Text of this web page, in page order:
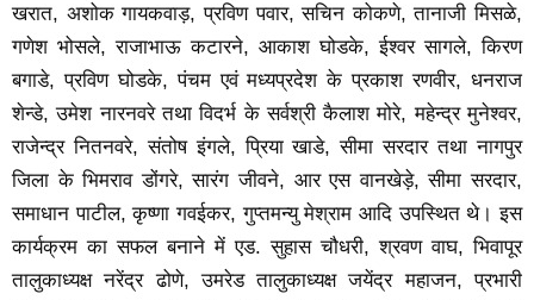
खरात, अशोक गायकवाड़, प्रविण पवार, सचिन कोकणे, तानाजी मिसळे,
गणेश भोसले, राजाभाऊ कटारने, आकाश घोडके, ईश्वर सागले, किरण
बगाडे, प्रविण घोडके, पंचम एवं मध्यप्रदेश के प्रकाश रणवीर, धनराज
शेन्डे, उमेश नारनवरे तथा विदर्भ के सर्वश्री कैलाश मोरे, महेन्द्र मुनेश्वर,
राजेन्द्र नितनवरे, संतोष इंगले, प्रिया खाडे, सीमा सरदार तथा नागपुर
जिला के भिमराव डोंगरे, सारंग जीवने, आर एस वानखेड़े, सीमा सरदार,
समाधान पाटील, कृष्णा गवईकर, गुप्तमन्यु मेश्राम आदि उपस्थित थे। इस
कार्यक्रम का सफल बनाने में एड. सुहास चौधरी, श्रवण वाघ, भिवापूर
तालुकाध्यक्ष नरेंद्र ढोणे, उमरेड तालुकाध्यक्ष जयेंद्र महाजन, प्रभारी